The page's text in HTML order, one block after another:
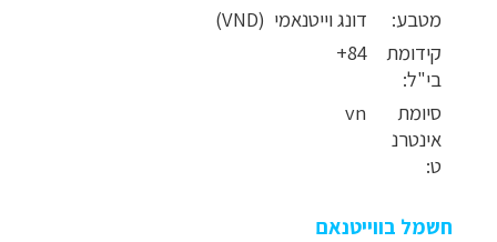
מטבע:
דונג וייטנאמי ‏ (VND)
קידומת
בי"ל:
84+
סיומת
אינטרנ
ט:
vn
חשמל בווייטנאם